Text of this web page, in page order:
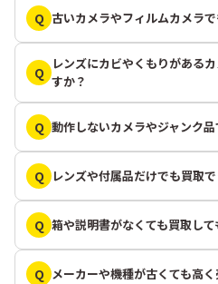
Q 古いカメラやフィルムカメラ
Q
レンズにカビやくもりがある
すか？
Q 動作しないカメラやジャンク
Q レンズや付属品だけでも買取
Q 箱や説明書がなくても買取して
Q メーカーや機種が古くても高